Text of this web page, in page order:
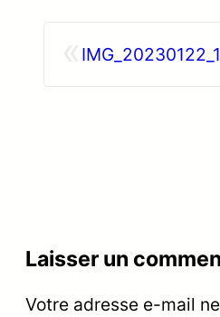
Laisser un
Votre adresse e-mail